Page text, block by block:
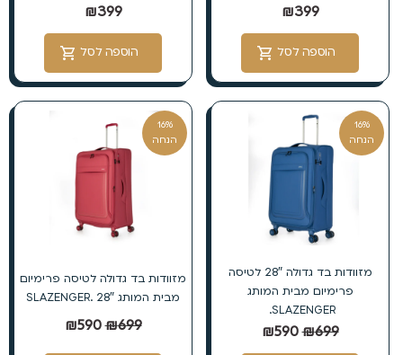
₪399
הוספה לסל
₪399
הוספה לסל
16%
הנחה
מזוודות בד גדולה 28″ לטיסה
פרימיום מבית המותג
SLAZENGER.
₪699
₪590
16%
הנחה
מזוודות בד גדולה לטיסה פרימיום
מבית המותג SLAZENGER. 28″
₪699
₪590